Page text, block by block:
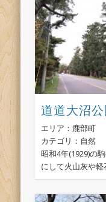
道道大沼
エリア：鹿部町
カテゴリ：自然
昭和4年(1929)の
にして火山灰や軽